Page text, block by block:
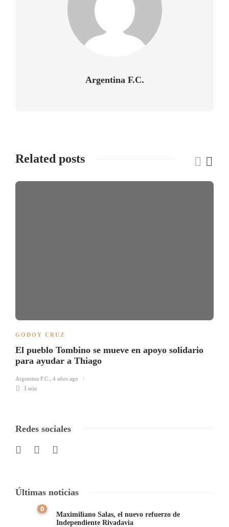
Argentina F.C.
Related posts
GODOY CRUZ
El pueblo Tombino se mueve en apoyo solidario
para ayudar a Thiago
Argentina F.C.
4 años ago
3 min
Redes sociales
Últimas noticias
0
Maximiliano Salas, el nuevo refuerzo de
Independiente Rivadavia